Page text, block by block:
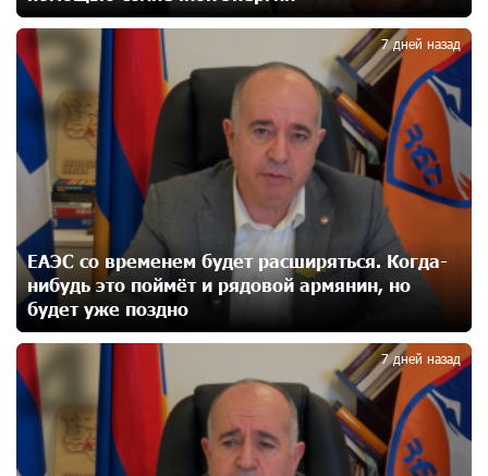
Idram&IDBank
20 дней назад
Ucom и Microsoft Innovation Center помогают
школьникам развивать навыки кибербезопасности
21 дней назад
При поддержке Ucom в Шенаване установлена
солнечная станция мощностью 10 кВт
22 дней назад
Юнибанк разыграет поездку в Италию среди новых
держателей карт Mastercard World «Travel»
23 дней назад
Москва–Баку: есть разногласия, но связи
сохраняются. А мы что делаем?
23 дней назад
ЕАЭС со временем будет расширяться. Когда-
нибудь это поймёт и рядовой армянин, но
будет уже поздно
7 дней назад
3
7 дней назад
4